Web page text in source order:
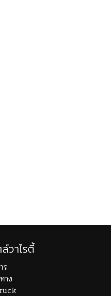
วาไรตี้
ร
าง